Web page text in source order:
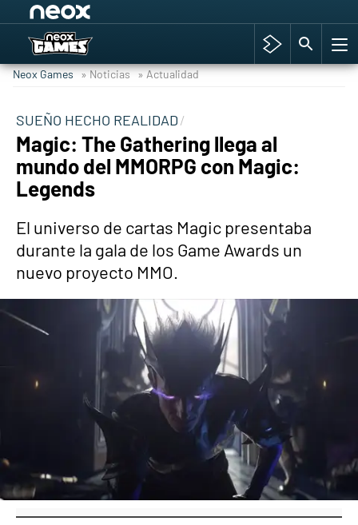
Hyrule Warriors: La Era del Cataclismo
Cyberpunk 2077
Hyrule Warriors
Neox Games » Noticias » Actualidad
SUEÑO HECHO REALIDAD
Magic: The Gathering llega al
mundo del MMORPG con Magic:
Legends
El universo de cartas Magic presentaba
durante la gala de los Game Awards un
nuevo proyecto MMO.